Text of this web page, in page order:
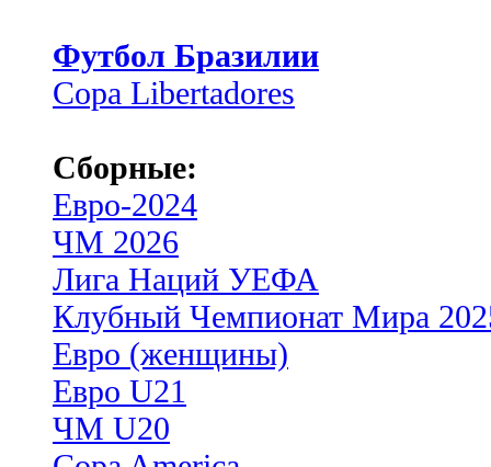
Футбол Бразилии
Copa Libertadores
Сборные:
Евро-2024
ЧМ 2026
Лига Наций УЕФА
Клубный Чемпионат Мира
Евро (женщины)
Евро U21
ЧМ U20